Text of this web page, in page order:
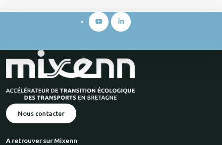
Nous contacter
A retrouver sur Mixenn